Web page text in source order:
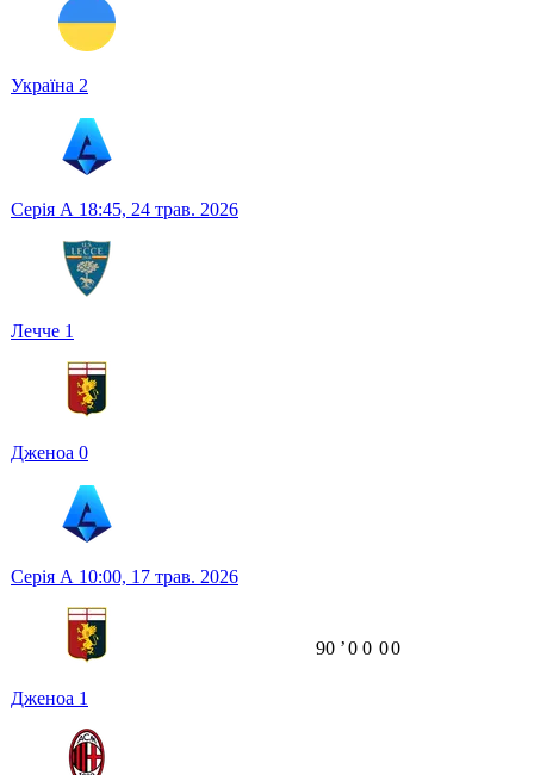
Україна 2
Серія А 18:45, 24 трав. 2026
Лечче 1
Дженоа 0
Серія А 10:00, 17 трав. 2026
Дженоа 1
90 ʼ0 0 00